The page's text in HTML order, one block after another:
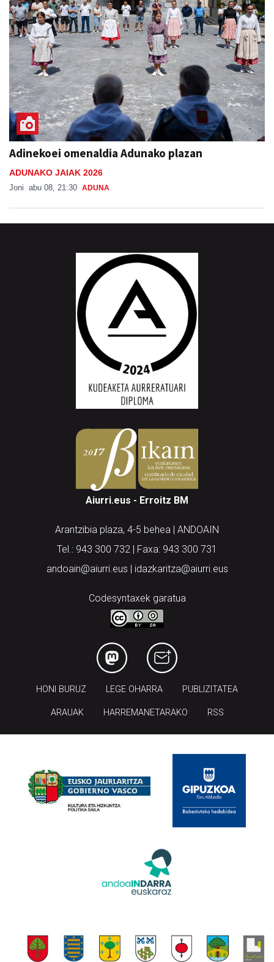
Adinekoei omenaldia Adunako plazan
ADUNAKO JAIAK 2026
Joni abu 08, 21:30 ADUNA
Aiurri.eus - Erroitz BM
Arantzibia plaza, 4-5 behea | ANDOAIN
Tel.: 943 300 732 | Faxa: 943 300 731
andoain@aiurri.eus | idazkaritza@aiurri.eus
Codesyntaxek garatua
HONI BURUZ LEGE OHARRA PUBLIZITATEA
ARAUAK HARREMANETARAKO RSS